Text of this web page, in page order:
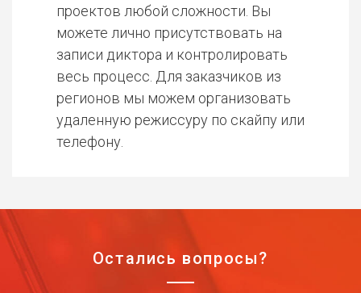
проектов любой сложности. Вы
можете лично присутствовать на
записи диктора и контролировать
весь процесс. Для заказчиков из
регионов мы можем организовать
удаленную режиссуру по скайпу или
телефону.
Остались вопросы?